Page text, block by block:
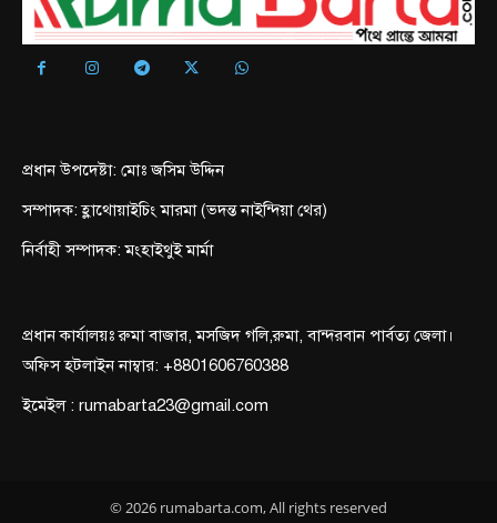
প্রধান উপদেষ্টা: মোঃ জসিম উদ্দিন
সম্পাদক: হ্লাথোয়াইচিং মারমা (ভদন্ত নাইন্দিয়া থের)
নির্বাহী সম্পাদক: মংহাইথুই মার্মা
প্রধান কার্যালয়ঃ রুমা বাজার, মসজিদ গলি,রুমা, বান্দরবান পার্বত্য জেলা।
অফিস হটলাইন নাম্বার: +8801606760388
ইমেইল : rumabarta23@gmail.com
© 2026 rumabarta.com, All rights reserved